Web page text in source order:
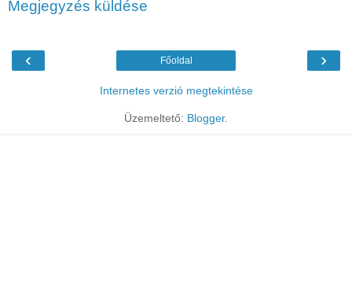
Megjegyzés küldése
‹ ›
Főoldal
Internetes verzió megtekintése
Üzemeltető: Blogger.